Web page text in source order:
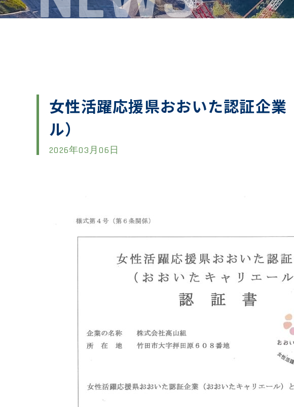
女性活躍応援県おおいた認証企
ル）
2026年03月06日